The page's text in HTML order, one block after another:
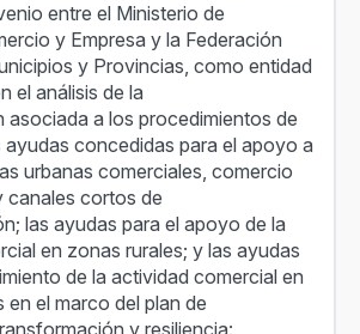
entre el Ministerio de
y Empresa y la Federación
y Provincias, como entidad
el análisis de la
asociada a los procedimientos de
ayudas concedidas para el apoyo a
urbanas comerciales, comercio
canales cortos de
las ayudas para el apoyo de la
en zonas rurales; y las ayudas
de la actividad comercial en
en el marco del plan de
y resiliencia: